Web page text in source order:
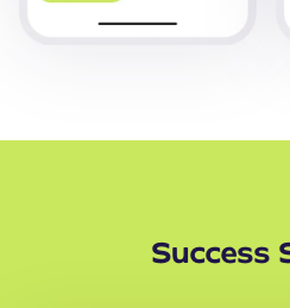
Success